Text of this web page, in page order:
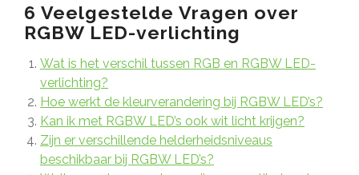
6 Veelgestelde Vragen over
RGBW LED-verlichting
Wat is het verschil tussen RGB en RGBW LED-
verlichting?
Hoe werkt de kleurverandering bij RGBW LED’s?
Kan ik met RGBW LED’s ook wit licht krijgen?
Zijn er verschillende helderheidsniveaus
beschikbaar bij RGBW LED’s?